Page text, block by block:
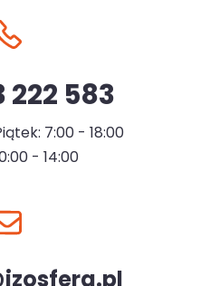
222 583
7:00 - 18:00
- 14:00